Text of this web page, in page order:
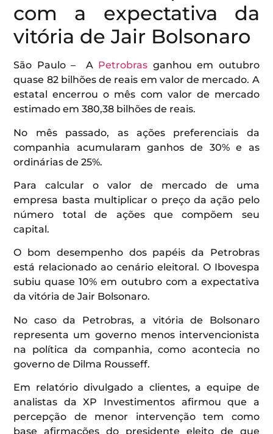
com a expectativa da
vitória de Jair Bolsonaro
São Paulo – A Petrobras ganhou em outubro
quase 82 bilhões de reais em valor de mercado. A
estatal encerrou o mês com valor de mercado
estimado em 380,38 bilhões de reais.
No mês passado, as ações preferenciais da
companhia acumularam ganhos de 30% e as
ordinárias de 25%.
Para calcular o valor de mercado de uma
empresa basta multiplicar o preço da ação pelo
número total de ações que compõem seu
capital.
O bom desempenho dos papéis da Petrobras
está relacionado ao cenário eleitoral. O Ibovespa
subiu quase 10% em outubro com a expectativa
da vitória de Jair Bolsonaro.
No caso da Petrobras, a vitória de Bolsonaro
representa um governo menos intervencionista
na política da companhia, como acontecia no
governo de Dilma Rousseff.
Em relatório divulgado a clientes, a equipe de
analistas da XP Investimentos afirmou que a
percepção de menor intervenção tem como
base afirmações do presidente eleito de que